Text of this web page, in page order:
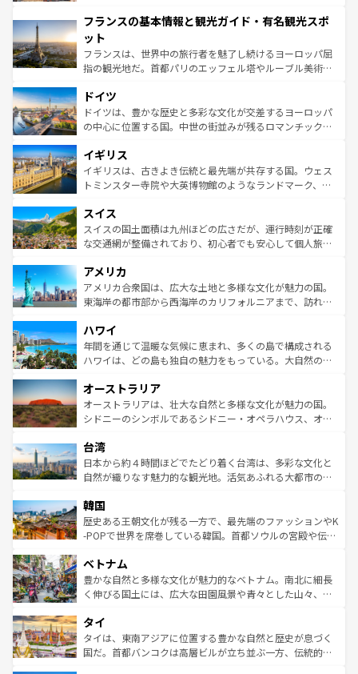
ませてくれるイタリアで、忘れられない旅をしてみよう！
なお、新着のイタリア情報は
しい。
文化が根付くこの国では、情熱的なフラメンコ、熱気あふ
れる闘牛、そして美味しいタパスが生活の一部となってい
る。首都マドリードの洗練された雰囲気や、バルセロナの
アートに溢れた街角から、地方では古代ローマ遺跡や中世
せる。地方によって風土や気候が異なるスペインはその個
性で訪れる人を魅了する。 なお、新着のスペイン情報は コ
ンテンツ一覧を参照してほしい。
フランスの基本情報と観光ガイド・有名観光スポ
ット
フランスは、世界中の旅行者を魅了し続けるヨーロッパ屈
指の観光地だ。首都パリのエッフェル塔やルーブル美術館
で、幅広い魅力が詰まっている。華麗な宮殿、歴史的な大
聖堂、美しいビーチ、そして豊かな自然が、訪れる者を心
から魅了する。また、フランスは美食の国としても知ら
いる。シャンパンの発祥地であるランス、プロヴァンスの
香り高いラベンダー畑など、多彩な楽しみ方が可能だ。さ
らに、パリ以外の地域にも魅力が溢れており、どの街角に
れる地方に足を運ぶとそれぞれで全く異なる文化を体験で
きるだろう。 なお、新着のフランス情報はコンテンツ一覧
を参照してほしい。
ドイツ
ドイツは、豊かな歴史と多彩な文化が交差するヨーロッパ
の中心に位置する国。中世の街並みが残るロマンチック街
顔を持つこの国は、どこを歩いても飽きることがない。ベ
ルリンの文化的活気、バイエルン州のアルプスの絶景、そ
してライン川沿いのワイン畑といった風景は必見。ビール
は、お酒好きな人にはぜひ体験してほしい。 なお、新着の
ドイツ情報はコンテンツ一覧を参照してほしい。
イギリス
イギリスは、古きよき伝統と最先端が共存する国。ウェス
トミンスター寺院や大英博物館のようなランドマーク、歴
リアごとに異なる魅力がある。また、優雅なアフタヌーン
ティー、ビール好きにはたまらない英国パブ、サッカー観
戦など、本場だからこそできる体験も豊富。イギリスを旅
ンツ一覧を参照してほしい。
スイス
スイスの国土面積は九州ほどの広さだが、運行時刻が正確
な交通網が整備されており、初心者でも安心して個人旅行
の建物がそのまま残る町や、スイスならではのユニークな
博物館もあり、アルプス観光だけでなく町歩きも満喫する
ことができる。国民の所得が高いため物価も高いが、旅行
ば市内交通費無料で観光を楽しむこともできる。 なお、新
着のスイス情報はコンテンツ一覧 を参照してほしい。
アメリカ
アメリカ合衆国は、広大な土地と多様な文化が魅力の国。
東海岸の都市部から西海岸のカリフォルニアまで、訪れる
のような巨大都市は、観光、ショッピング、エンターテイ
ンメントが詰まった刺激的なスポットだ。一方、アメリカ
西部には大自然が広がり、グランドキャニオンやイエロー
部のニューオーリンズでは、音楽と美食が融合した独特の
文化が魅力。旅行者はアメリカの各地域で異なる魅力を楽
しみながら、その多様性と豊かな歴史を感じることができ
ならではの贅沢な旅のスタイルだ。 なお、新着のアメリカ
情報はコンテンツ一覧を参照してほしい。
ハワイ
年間を通じて温暖な気候に恵まれ、多くの島で構成される
ハワイは、どの島も独自の魅力をもっている。大自然の神
ワイ島は見逃せない。また、定番の観光地といえばオアフ
島だが、静かな自然を求めるならマウイ島やカウアイ島が
おすすめ。エメラルドグリーンに輝く海をはじめ、豊かな
れるおもてなしの心で訪れる人々を迎えてくれるハワイの
人々、おいしいローカルフードやハワイアンミュージッ
ク、伝統的なフラダンスなど、すべてがハワイの魅力を彩
ワイを、存分に味わってほしい。 なお、新着のハワイ情報
はコンテンツ一覧を参照してほしい。
オーストラリア
オーストラリアは、壮大な自然と多様な文化が魅力の国。
シドニーのシンボルであるシドニー・オペラハウス、オー
リアリーフや大陸中央部にそびえるウルル（エアーズロッ
ク）、タスマニアの美しい原生林やケアンズの熱帯雨林な
ど、見どころがたくさん。また、カフェやワイン、オージ
いる。アクティビティも充実しており、サーフィンやダイ
ビング、ハイキングなど、アウトドア好きにはたまらな
い。オーストラリアの多彩な魅力を存分に味わいつくそ
参照してほしい。
台湾
日本から約４時間ほどでたどり着く台湾は、多彩な文化と
自然が織りなす魅力的な観光地。活気あふれる大都市の台
ン）、静ひつな山岳地帯である台湾東部など、都市の喧騒
と山間の静けさが共存しており、訪れる人に新しい発見と
驚きをもたらしてくれる。また、奥深い台湾の食文化も魅
容にもいいと評判のスイーツなど、バラエティ豊かな料理
が味わえる。 なお、新着の台湾情報は コンテンツ一覧を参
照してほしい。
韓国
歴史ある王朝文化が残る一方で、最先端のファッションやK
-POPで世界を席巻している韓国。首都ソウルの宮殿や伝統
き、地方に足を延ばせば四季折々の自然美を楽しむことが
できる。そして、キムチや焼肉、絶品のストリートフード
まで、さまざまな韓国料理が待っている。夜には、韓国な
リティに包まれながら、韓国の多彩な魅力を心ゆくまで味
わってみてほしい。 なお、新着の韓国情報はコンテンツ一
覧を参照してほしい。
ベトナム
豊かな自然と多様な文化が魅力的なベトナム。南北に細長
く伸びる国土には、広大な田園風景や青々とした山々、世
急速な発展と共に伝統が息づく。ハノイの古い町並みやホ
ーチミン市のフランス統治時代の建物も、独特の雰囲気を
醸し出している。また、バラエティの豊かさとおいしさで
タイ
タイは、東南アジアに位置する豊かな自然と歴史が息づく
国だ。首都バンコクは高層ビルが立ち並ぶ一方、伝統的な